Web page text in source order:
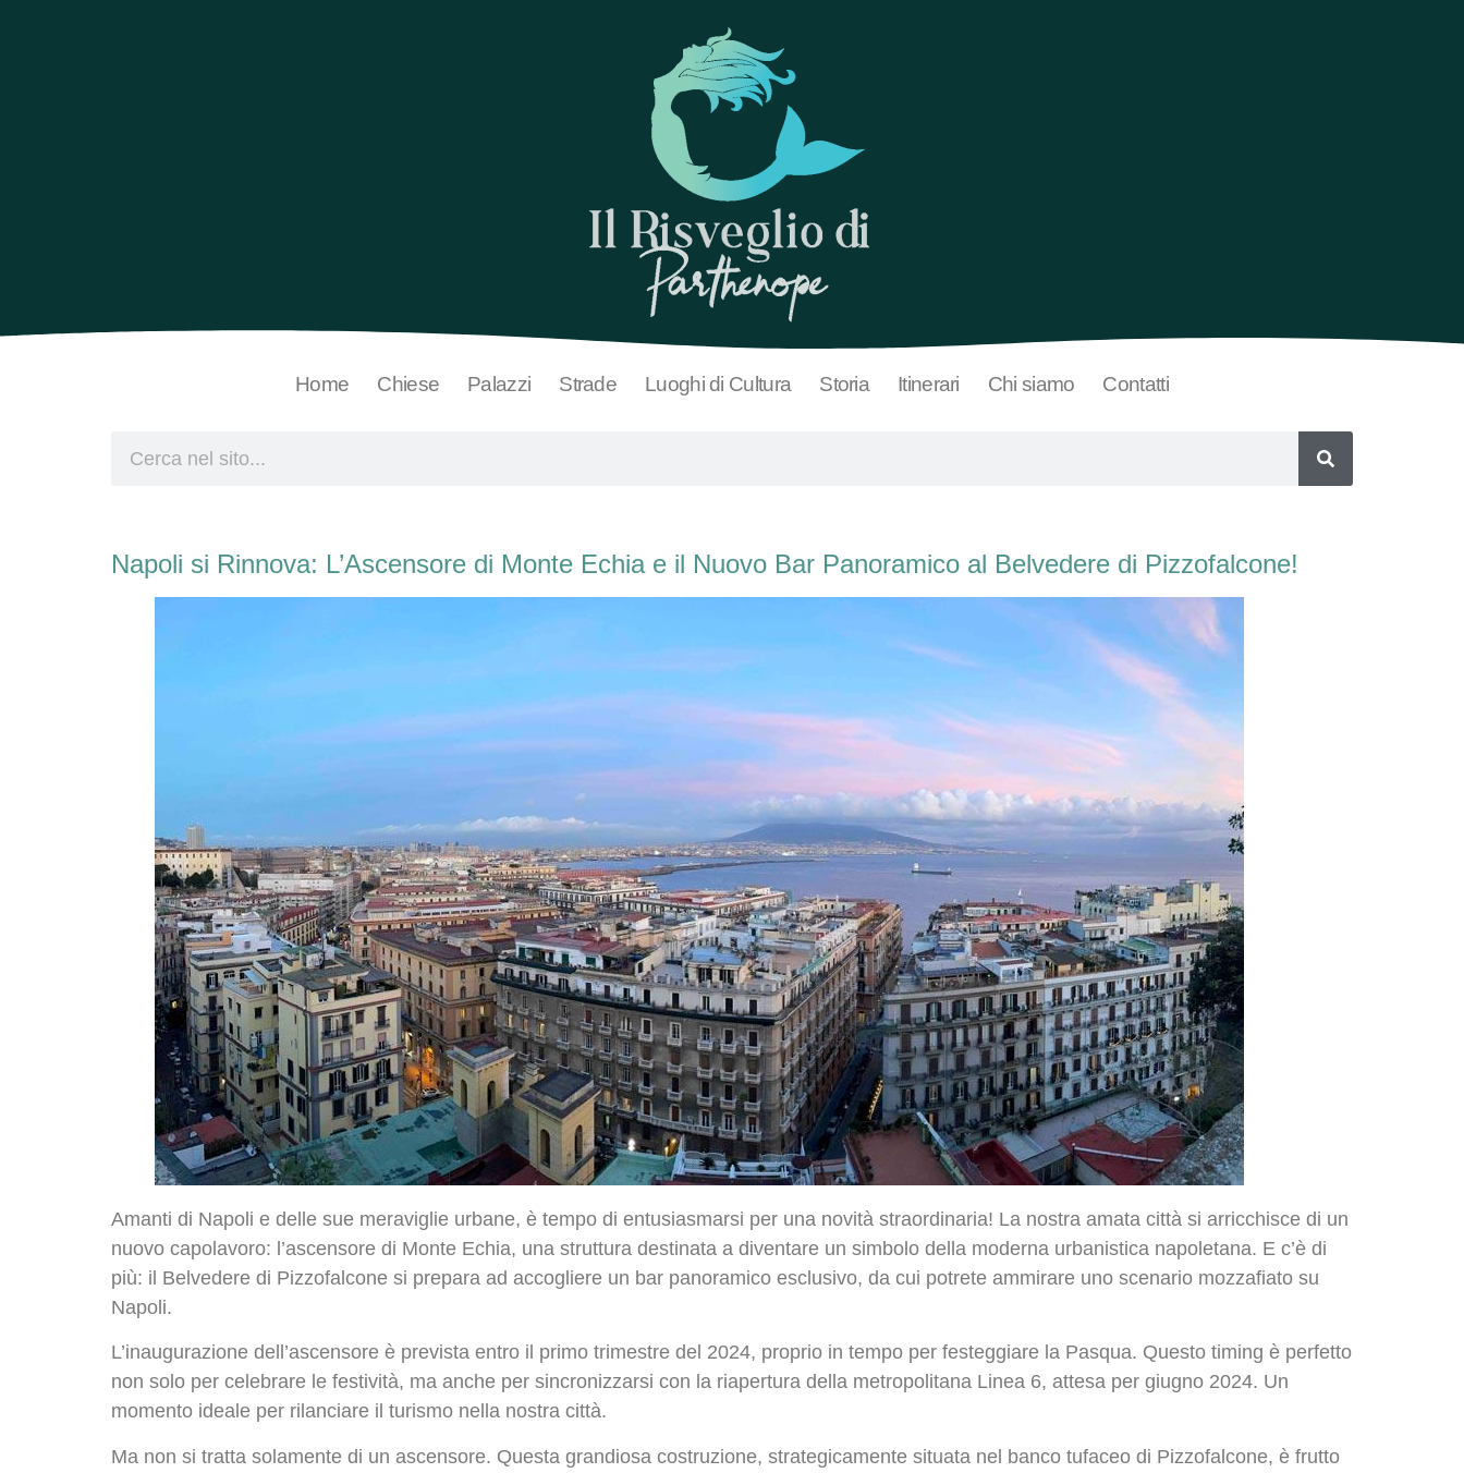
Home Chiese Palazzi Strade Luoghi di Cultura Storia Itinerari Chi siamo Contatti
Napoli si Rinnova: L’Ascensore di Monte Echia e il Nuovo Bar Panoramico al Belvedere di Pizzofalcone!
Amanti di Napoli e delle sue meraviglie urbane, è tempo di entusiasmarsi per una novità straordinaria! La nostra amata città si arricchisce di un
nuovo capolavoro: l’ascensore di Monte Echia, una struttura destinata a diventare un simbolo della moderna urbanistica napoletana. E c’è di
più: il Belvedere di Pizzofalcone si prepara ad accogliere un bar panoramico esclusivo, da cui potrete ammirare uno scenario mozzafiato su
Napoli.
L’inaugurazione dell’ascensore è prevista entro il primo trimestre del 2024, proprio in tempo per festeggiare la Pasqua. Questo timing è perfetto
non solo per celebrare le festività, ma anche per sincronizzarsi con la riapertura della metropolitana Linea 6, attesa per giugno 2024. Un
momento ideale per rilanciare il turismo nella nostra città.
Ma non si tratta solamente di un ascensore. Questa grandiosa costruzione, strategicamente situata nel banco tufaceo di Pizzofalcone, è frutto